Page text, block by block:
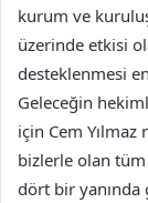
kurum ve
üzerinde etkisi
desteklenmesi
Geleceğin
için Cem
bizlerle olan tüm
dört bir